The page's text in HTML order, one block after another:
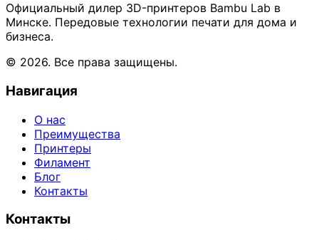
Официальный дилер 3D-принтеров Bambu Lab в
Минске. Передовые технологии печати для дома и
бизнеса.
© 2026. Все права защищены.
Навигация
О нас
Преимущества
Принтеры
Филамент
Блог
Контакты
Контакты